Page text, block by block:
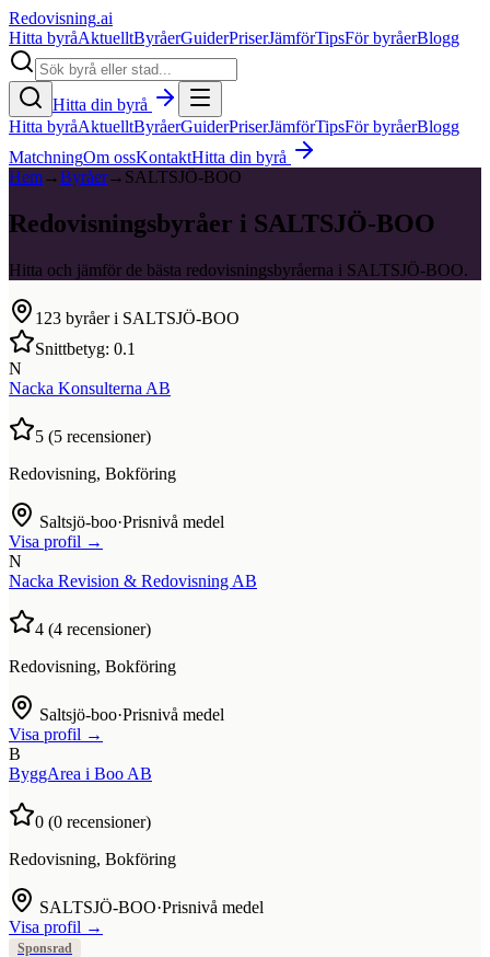
Redovisning.ai
Hitta byråAktuelltByråerGuiderPriserJämförTipsFör byråerBlogg
Hitta din byrå
Hitta byråAktuelltByråerGuiderPriserJämförTipsFör byråerBlogg
MatchningOm ossKontaktHitta din byrå
Hem→Byråer→ SALTSJÖ-BOO
Redovisningsbyråer i SALTSJÖ-BOO
Hitta och jämför de bästa redovisningsbyråerna i SALTSJÖ-BOO.
123 byråer i SALTSJÖ-BOO
Snittbetyg: 0.1
N
Nacka Konsulterna AB
5 (5 recensioner)
Redovisning, Bokföring
Saltsjö-boo·Prisnivå medel
Visa profil →
N
Nacka Revision & Redovisning AB
4 (4 recensioner)
Redovisning, Bokföring
Saltsjö-boo·Prisnivå medel
Visa profil →
B
ByggArea i Boo AB
0 (0 recensioner)
Redovisning, Bokföring
SALTSJÖ-BOO·Prisnivå medel
Visa profil →
Sponsrad